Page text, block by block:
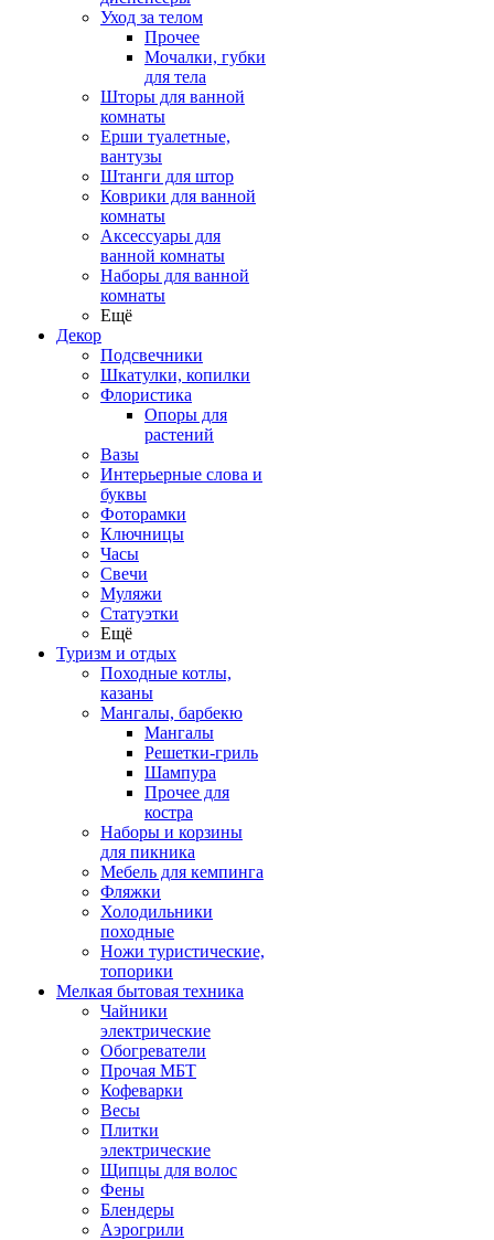
Уход за телом
Прочее
Мочалки, губки
для тела
Шторы для ванной
комнаты
Ерши туалетные,
вантузы
Штанги для штор
Коврики для ванной
комнаты
Аксессуары для
ванной комнаты
Наборы для ванной
комнаты
Ещё
Декор
Подсвечники
Шкатулки, копилки
Флористика
Опоры для
растений
Вазы
Интерьерные слова и
буквы
Фоторамки
Ключницы
Часы
Свечи
Муляжи
Статуэтки
Ещё
Туризм и отдых
Походные котлы,
казаны
Мангалы, барбекю
Мангалы
Решетки-гриль
Шампура
Прочее для
костра
Наборы и корзины
для пикника
Мебель для кемпинга
Фляжки
Холодильники
походные
Ножи туристические,
топорики
Мелкая бытовая техника
Чайники
электрические
Обогреватели
Прочая МБТ
Кофеварки
Весы
Плитки
электрические
Щипцы для волос
Фены
Блендеры
Аэрогрили